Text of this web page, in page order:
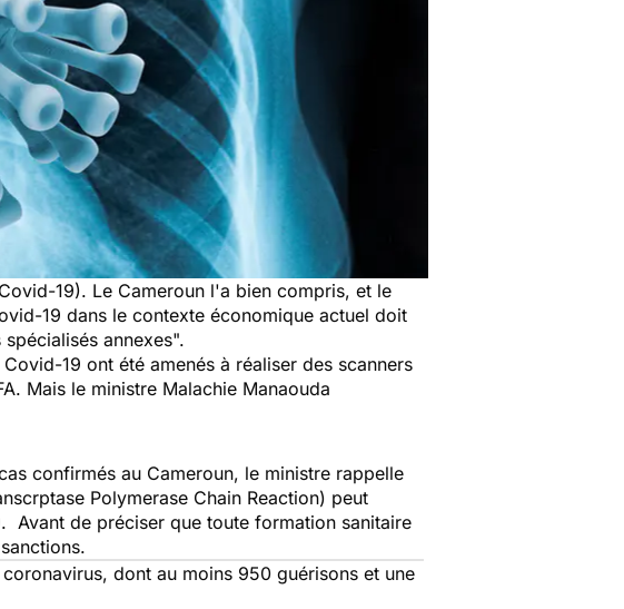
19). Le Cameroun l'a bien compris, et le
19 dans le contexte économique actuel doit
annexes".
19 ont été amenés à réaliser des scanners
Mais le ministre Malachie Manaouda
confirmés au Cameroun, le ministre rappelle
Polymerase Chain Reaction) peut
Avant de préciser que toute formation sanitaire
dont au moins 950 guérisons et une